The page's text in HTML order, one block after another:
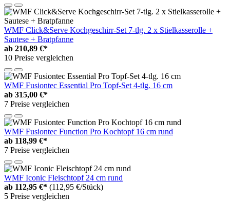
WMF Click&Serve Kochgeschirr-Set 7-tlg. 2 x Stielkasserolle +
Sautese + Bratpfanne
ab 210,89 €*
10 Preise vergleichen
WMF Fusiontec Essential Pro Topf-Set 4-tlg. 16 cm
ab 315,00 €*
7 Preise vergleichen
WMF Fusiontec Function Pro Kochtopf 16 cm rund
ab 118,99 €*
7 Preise vergleichen
WMF Iconic Fleischtopf 24 cm rund
ab 112,95 €* (112,95 €/Stück)
5 Preise vergleichen